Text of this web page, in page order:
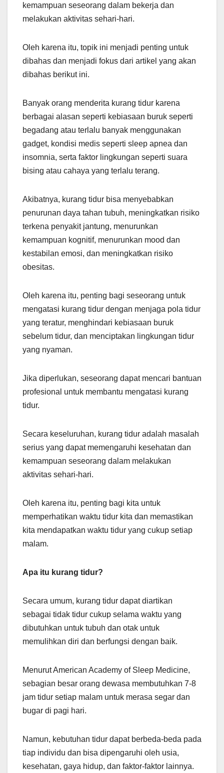
kemampuan seseorang dalam bekerja dan
melakukan aktivitas sehari-hari.
Oleh karena itu, topik ini menjadi penting untuk
dibahas dan menjadi fokus dari artikel yang akan
dibahas berikut ini.
Banyak orang menderita kurang tidur karena
berbagai alasan seperti kebiasaan buruk seperti
begadang atau terlalu banyak menggunakan
gadget, kondisi medis seperti sleep apnea dan
insomnia, serta faktor lingkungan seperti suara
bising atau cahaya yang terlalu terang.
Akibatnya, kurang tidur bisa menyebabkan
penurunan daya tahan tubuh, meningkatkan risiko
terkena penyakit jantung, menurunkan
kemampuan kognitif, menurunkan mood dan
kestabilan emosi, dan meningkatkan risiko
obesitas.
Oleh karena itu, penting bagi seseorang untuk
mengatasi kurang tidur dengan menjaga pola tidur
yang teratur, menghindari kebiasaan buruk
sebelum tidur, dan menciptakan lingkungan tidur
yang nyaman.
Jika diperlukan, seseorang dapat mencari bantuan
profesional untuk membantu mengatasi kurang
tidur.
Secara keseluruhan, kurang tidur adalah masalah
serius yang dapat memengaruhi kesehatan dan
kemampuan seseorang dalam melakukan
aktivitas sehari-hari.
Oleh karena itu, penting bagi kita untuk
memperhatikan waktu tidur kita dan memastikan
kita mendapatkan waktu tidur yang cukup setiap
malam.
Apa itu kurang tidur?
Secara umum, kurang tidur dapat diartikan
sebagai tidak tidur cukup selama waktu yang
dibutuhkan untuk tubuh dan otak untuk
memulihkan diri dan berfungsi dengan baik.
Menurut American Academy of Sleep Medicine,
sebagian besar orang dewasa membutuhkan 7-8
jam tidur setiap malam untuk merasa segar dan
bugar di pagi hari.
Namun, kebutuhan tidur dapat berbeda-beda pada
tiap individu dan bisa dipengaruhi oleh usia,
kesehatan, gaya hidup, dan faktor-faktor lainnya.